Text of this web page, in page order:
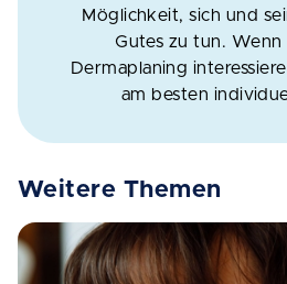
Möglichkeit, sich und
Gutes zu tun. Wenn
Dermaplaning
am besten
Weitere Themen